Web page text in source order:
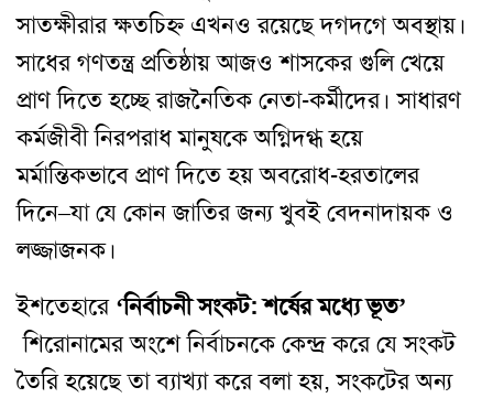
সাতক্ষীরার ক্ষতচিহ্ন এখনও রয়েছে দগদগে অবস্থায়।
সাধের গণতন্ত্র প্রতিষ্ঠায় আজও শাসকের গুলি খেয়ে
প্রাণ দিতে হচ্ছে রাজনৈতিক নেতা-কর্মীদের। সাধারণ
কর্মজীবী নিরপরাধ মানুষকে অগ্নিদগ্ধ হয়ে
মর্মান্তিকভাবে প্রাণ দিতে হয় অবরোধ-হরতালের
দিনে–যা যে কোন জাতির জন্য খুবই বেদনাদায়ক ও
লজ্জাজনক।
ইশতেহারে ‘নির্বাচনী সংকট: শর্ষের মধ্যে ভূত’
শিরোনামের অংশে নির্বাচনকে কেন্দ্র করে যে সংকট
তৈরি হয়েছে তা ব্যাখ্যা করে বলা হয়, সংকটের অন্য